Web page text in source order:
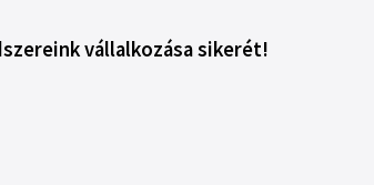
vállalkozása sikerét!